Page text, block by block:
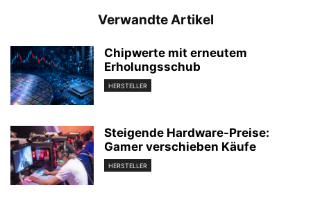
Verwandte Artikel
Chipwerte mit erneutem
Erholungsschub
HERSTELLER
Steigende Hardware-Preise:
Gamer verschieben Käufe
HERSTELLER